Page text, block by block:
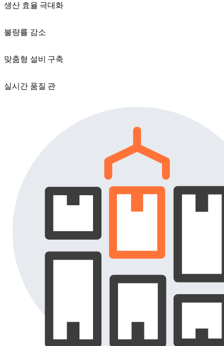
생산 효율 극대화
불량률 감소
맞춤형 설비 구축
실시간 품질 관